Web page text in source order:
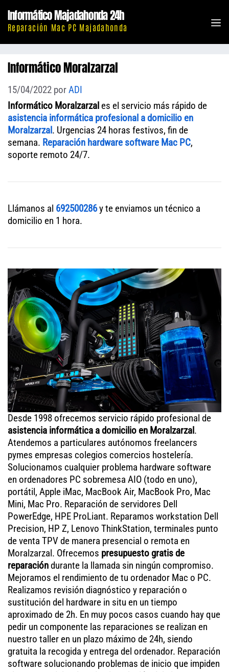
contenido
Informático Majadahonda 24h
Reparación Mac PC Majadahonda
Informático Moralzarzal
15/04/2022 porADI
Informático Moralzarzal es el servicio más rápido de
asistencia informática profesional a domicilio en
Moralzarzal. Urgencias 24 horas festivos, fin de
semana. Reparación hardware software Mac PC,
soporte remoto 24/7.
Llámanos al 692500286y te enviamos un técnico a
domicilio en 1 hora.
Desde 1998 ofrecemos servicio rápido profesional de
asistencia informática a domicilio en Moralzarzal.
Atendemos a particulares autónomos freelancers
pymes empresas colegios comercios hostelería.
Solucionamos cualquier problema hardware software
en ordenadores PC sobremesa AIO (todo en uno),
portátil, Apple iMac, MacBook Air, MacBook Pro, Mac
Mini, Mac Pro. Reparación de servidores Dell
PowerEdge, HPE ProLiant. Reparamos workstation Dell
Precision, HP Z, Lenovo ThinkStation, terminales punto
de venta TPV de manera presencial o remota en
Moralzarzal. Ofrecemos presupuesto gratis de
reparacióndurante la llamada sin ningún compromiso.
Mejoramos el rendimiento de tu ordenador Mac o PC.
Realizamos revisión diagnóstico y reparación o
sustitución del hardware in situ en un tiempo
aproximado de 2h. En muy pocos casos cuando hay que
pedir un componente las reparaciones se realizan en
nuestro taller en un plazo máximo de 24h, siendo
gratuita la recogida y entrega del ordenador. Reparación
software solucionando problemas de inicio que impiden